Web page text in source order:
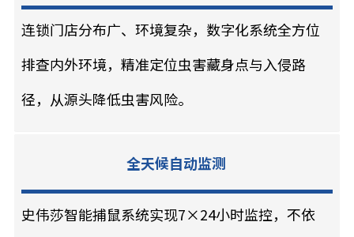
连锁门店分布广、环境复杂，数字化系统全方位
排查内外环境，精准定位虫害藏身点与入侵路
径，从源头降低虫害风险。
全天候自动监测
史伟莎智能捕鼠系统实现7×24小时监控，不依